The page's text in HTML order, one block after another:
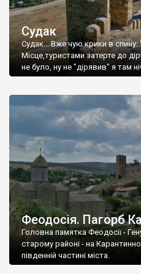
Судак
Судак... Вже чую крики в
Місце,туристами затерте до
не було, ну не "дірявив" я там
Феодосія. Пагорб
Головна памятка Феодосії -
старому районі - на
південній частині міста.